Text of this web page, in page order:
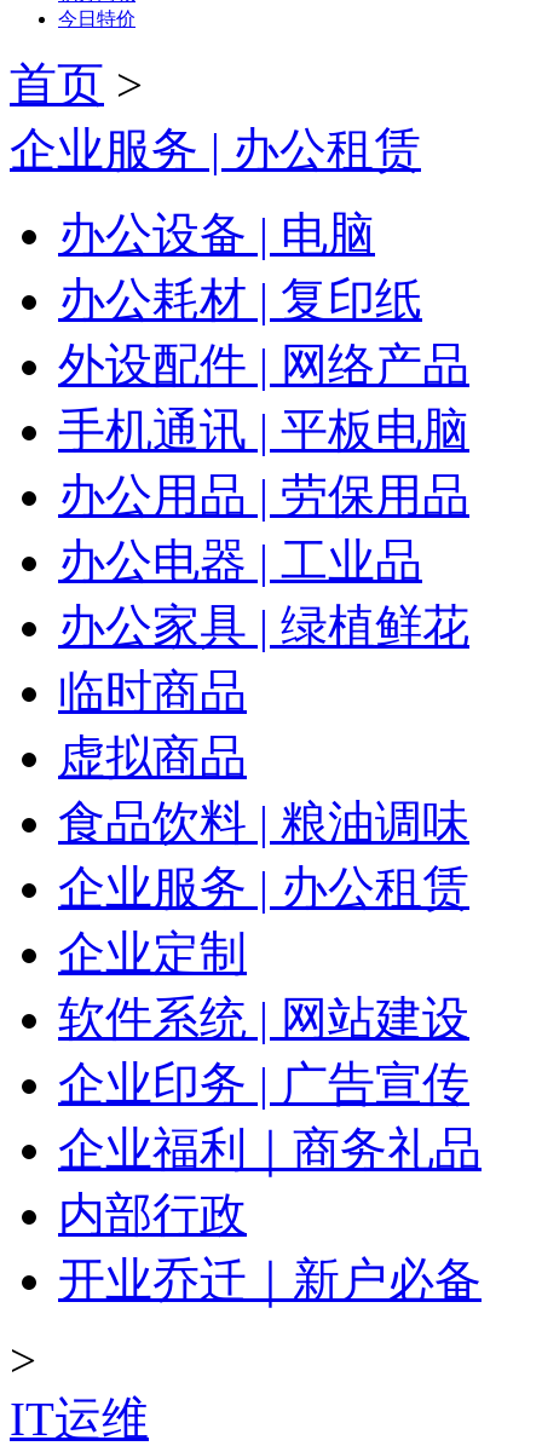
今日特价
首页 >
企业服务 | 办公租赁
办公设备 | 电脑
办公耗材 | 复印纸
外设配件 | 网络产品
手机通讯 | 平板电脑
办公用品 | 劳保用品
办公电器 | 工业品
办公家具 | 绿植鲜花
临时商品
虚拟商品
食品饮料 | 粮油调味
企业服务 | 办公租赁
企业定制
软件系统 | 网站建设
企业印务 | 广告宣传
企业福利｜商务礼品
内部行政
开业乔迁｜新户必备
>
IT运维